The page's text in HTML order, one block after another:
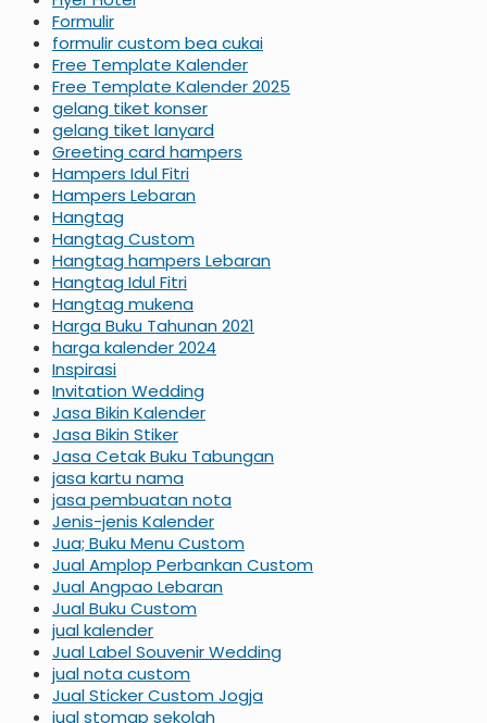
Formulir
formulir custom bea cukai
Free Template Kalender
Free Template Kalender 2025
gelang tiket konser
gelang tiket lanyard
Greeting card hampers
Hampers Idul Fitri
Hampers Lebaran
Hangtag
Hangtag Custom
Hangtag hampers Lebaran
Hangtag Idul Fitri
Hangtag mukena
Harga Buku Tahunan 2021
harga kalender 2024
Inspirasi
Invitation Wedding
Jasa Bikin Kalender
Jasa Bikin Stiker
Jasa Cetak Buku Tabungan
jasa kartu nama
jasa pembuatan nota
Jenis-jenis Kalender
Jua; Buku Menu Custom
Jual Amplop Perbankan Custom
Jual Angpao Lebaran
Jual Buku Custom
jual kalender
Jual Label Souvenir Wedding
jual nota custom
Jual Sticker Custom Jogja
jual stomap sekolah